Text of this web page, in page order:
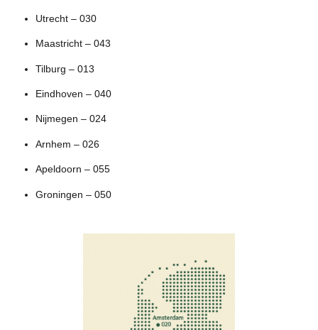
Utrecht – 030
Maastricht – 043
Tilburg – 013
Eindhoven – 040
Nijmegen – 024
Arnhem – 026
Apeldoorn – 055
Groningen – 050